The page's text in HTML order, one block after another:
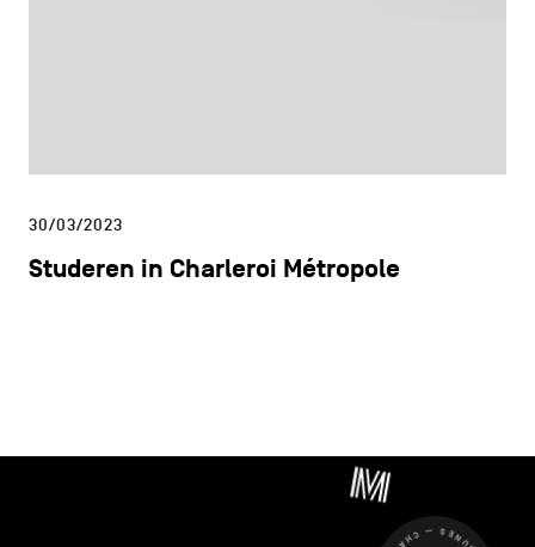
30/03/2023
Studeren in Charleroi Métropole